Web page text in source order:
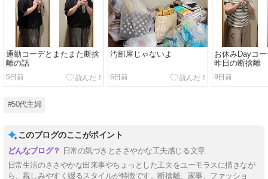
通勤コーデとまたまた断捨
離の話
5日前
汚部屋じゃないよ
6日前
お休みDayコ
昨日の断捨離
9日前
#50代主婦
このブログのここがポイント
日常の気づきとささやかな工夫感じる文章
日常生活のささやかな出来事やちょっとした工夫をユーモラスに描きなが
ら、親しみやすく綴るスタイルが特徴です。断捨離、家事、ファッショ